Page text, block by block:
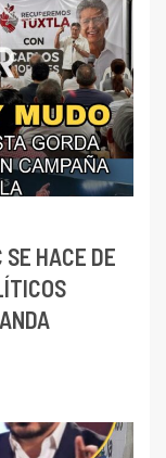
SE HACE DE